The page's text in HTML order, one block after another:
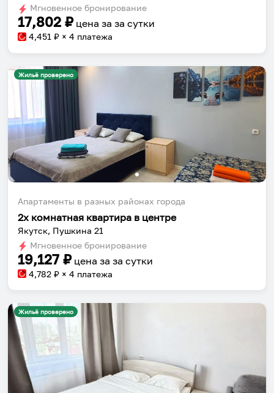
Мгновенное бронирование
17,802 ₽ цена за за сутки
4,451 ₽ × 4 платежа
Жильё проверено
Апартаменты в разных районах города
2х комнатная квартира в центре
Якутск, Пушкина 21
Мгновенное бронирование
19,127 ₽ цена за за сутки
4,782 ₽ × 4 платежа
Жильё проверено